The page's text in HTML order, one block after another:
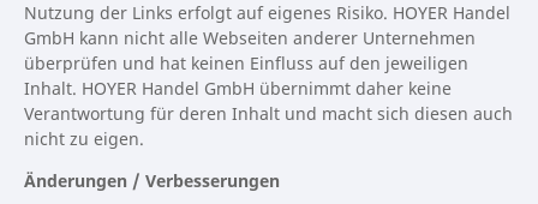
Nutzung der Links erfolgt auf eigenes Risiko. HOYER Handel
GmbH kann nicht alle Webseiten anderer Unternehmen
überprüfen und hat keinen Einfluss auf den jeweiligen
Inhalt. HOYER Handel GmbH übernimmt daher keine
Verantwortung für deren Inhalt und macht sich diesen auch
nicht zu eigen.
Änderungen / Verbesserungen